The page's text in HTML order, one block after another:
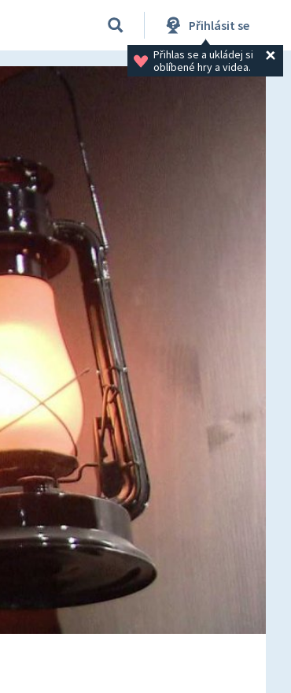
Přihlásit se
Přihlas se a ukládej si
oblíbené hry a videa.